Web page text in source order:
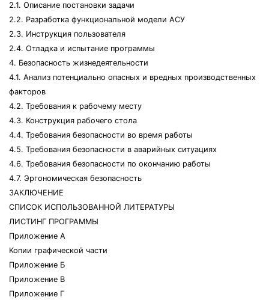
2.1. Описание постановки задачи
2.2. Разработка функциональной модели АСУ
2.3. Инструкция пользователя
2.4. Отладка и испытание программы
4. Безопасность жизнедеятельности
4.1. Анализ потенциально опасных и вредных производственных
факторов
4.2. Требования к рабочему месту
4.3. Конструкция рабочего стола
4.4. Требования безопасности во время работы
4.5. Требования безопасности в аварийных ситуациях
4.6. Требования безопасности по окончанию работы
4.7. Эргономическая безопасность
ЗАКЛЮЧЕНИЕ
СПИСОК ИСПОЛЬЗОВАННОЙ ЛИТЕРАТУРЫ
ЛИСТИНГ ПРОГРАММЫ
Приложение А
Копии графической части
Приложение Б
Приложение В
Приложение Г